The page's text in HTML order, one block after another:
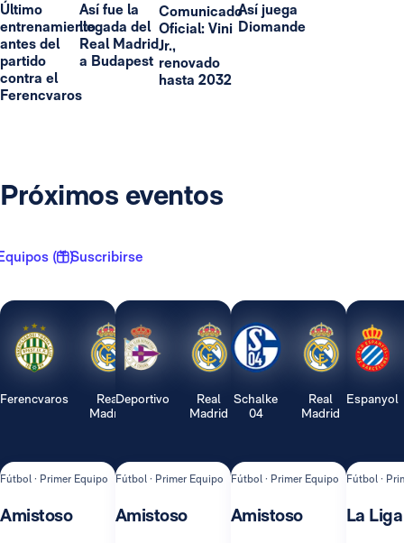
Último
entrenamiento
antes del
partido
contra el
Ferencvaros
Así fue la
llegada del
Real Madrid
a Budapest
Comunicado
Oficial: Vini
Jr.,
renovado
hasta 2032
Así juega
Diomande
Próximos eventos
( 1 )Suscribirse
Ferencvaros
Real
Madrid
Fútbol · Primer Equipo
Amistoso
Deportivo
Real
Madrid
Fútbol · Primer Equipo
Amistoso
Schalke
04
Real
Madrid
Fútbol · Primer Equipo
Amistoso
Espanyol
Fútbol ·
La Liga